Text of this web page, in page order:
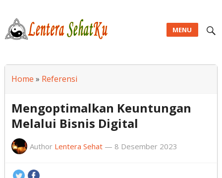
MENU
Home » Referensi
Mengoptimalkan Keuntungan
Melalui Bisnis Digital
Author Lentera Sehat— 8 Desember 2023